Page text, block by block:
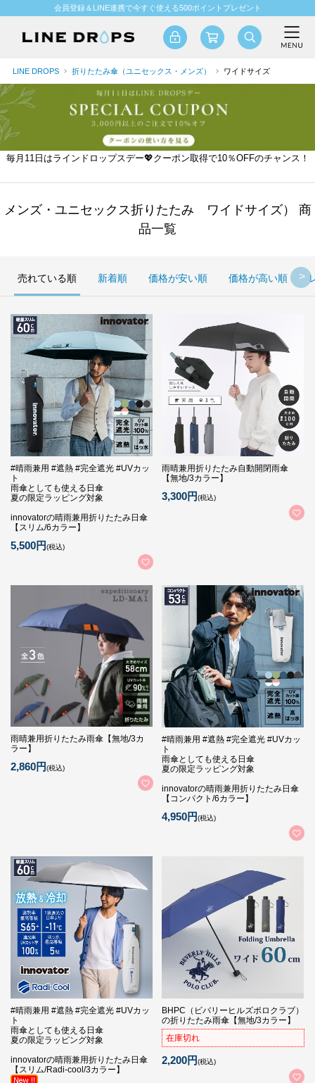
会員登録＆LINE連携で今すぐ使える500ポイントプレゼント
LINE DROPS 折りたたみ傘（ユニセックス・メンズ） ワイドサイズ
毎月11日はラインドロップスデー💖クーポン取得で10％OFFのチャンス！
メンズ・ユニセックス折りたたみ ワイドサイズ） 商
品一覧
売れている順 新着順 価格が安い順 価格が高い順
#晴雨兼用 #遮熱 #完全遮光 #UVカッ
ト
雨傘としても使える日傘
夏の限定ラッピング対象
innovatorの晴雨兼用折りたたみ日傘
【スリム/6カラー】
5,500円(税込)
雨晴兼用折りたたみ自動開閉雨傘
【無地/3カラー】
3,300円(税込)
雨晴兼用折りたたみ雨傘【無地/3カ
ラー】
2,860円(税込)
#晴雨兼用 #遮熱 #完全遮光 #UVカッ
ト
雨傘としても使える日傘
夏の限定ラッピング対象
innovatorの晴雨兼用折りたたみ日傘
【コンパクト/6カラー】
4,950円(税込)
#晴雨兼用 #遮熱 #完全遮光 #UVカッ
ト
雨傘としても使える日傘
夏の限定ラッピング対象
innovatorの晴雨兼用折りたたみ日傘
【スリム/Radi-cool/3カラー】
BHPC（ビバリーヒルズポロクラブ）
の折りたたみ雨傘【無地/3カラー】
在庫切れ
2,200円(税込)